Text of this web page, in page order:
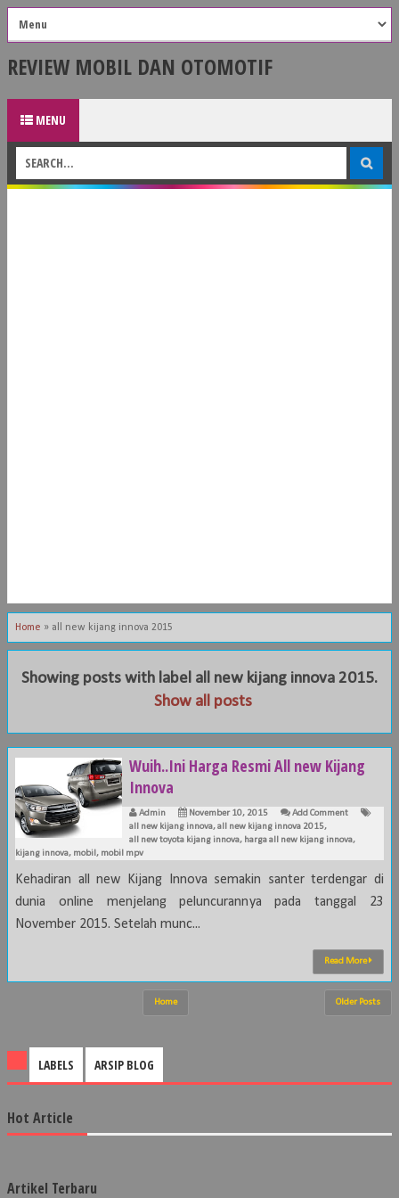
REVIEW MOBIL DAN OTOMOTIF
MENU
Home » all new kijang innova 2015
Showing posts with label all new kijang innova 2015.
Show all posts
Wuih..Ini Harga Resmi All new Kijang
Innova
Admin November 10, 2015
Add Comment
all new kijang innova,all new kijang innova 2015,
all new toyota kijang innova, harga all new kijang innova,
kijang innova, mobil , mobil mpv
Kehadiran all new Kijang Innova semakin santer terdengar di
dunia online menjelang peluncurannya pada tanggal 23
November 2015. Setelah munc...
Read More
Older Posts
Home
LABELS ARSIP BLOG
Hot Article
Artikel Terbaru